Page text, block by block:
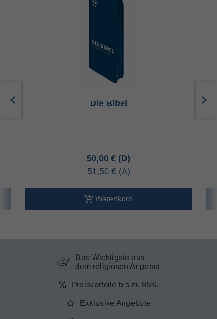
Die Bibel
50,00 €
51,50 €
Warenkorb
Das Wichtigste aus
dem religiösen Angebot
Preisvorteile bis zu 85%
Exklusive Angebote